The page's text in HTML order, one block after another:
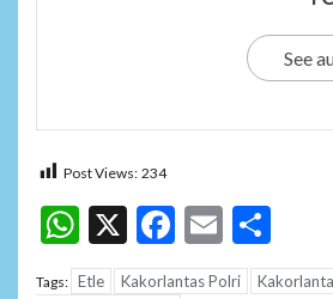
See
Post Views: 234
WhatsApp
X Facebook
Email
Tags: Etle Kakorlantas Polri